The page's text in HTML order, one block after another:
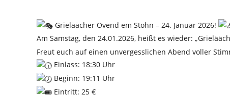
Grieläächer Ovend em Stohn – 24. Januar 2026!
Am Samstag, den 24.01.2026, heißt es wieder:
Freut euch auf einen unvergesslichen Abend voller
Einlass: 18:30 Uhr
Beginn: 19:11 Uhr
Eintritt: 25 €